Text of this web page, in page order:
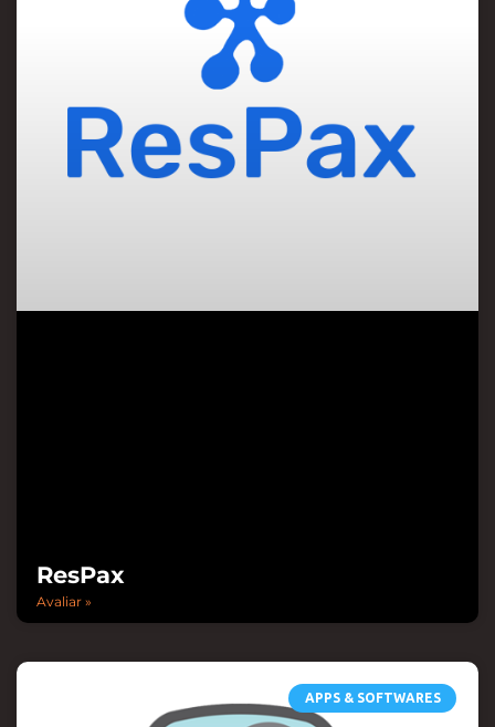
ResPax
Avaliar »
APPS & SOFTWARES